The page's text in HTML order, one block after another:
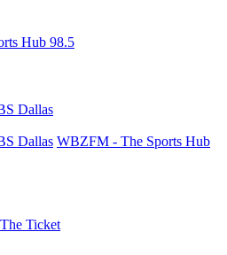
Hub 98.5
Dallas
Dallas WBZFM - The Sports Hub
Ticket